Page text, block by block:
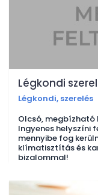
Légkondi
Légkondi, szerelés
Olcsó, megbízható
Ingyenes helyszíni
mennyibe fog
klímatisztítás és
bizalommal!